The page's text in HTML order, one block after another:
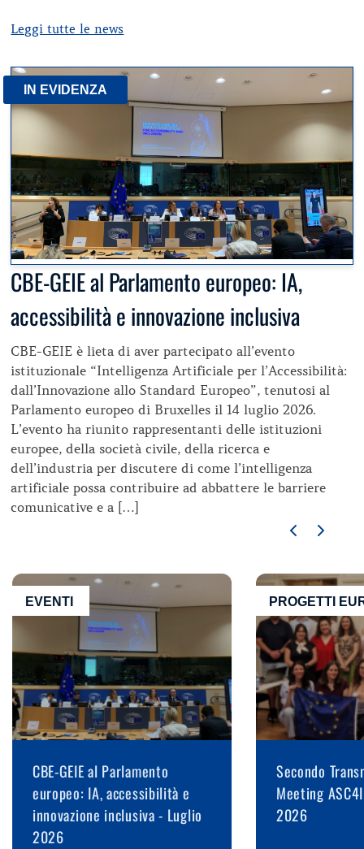
Leggi tutte le news
IN EVIDENZA
CBE-GEIE al Parlamento europeo: IA,
accessibilità e innovazione inclusiva
CBE-GEIE è lieta di aver partecipato all’evento
istituzionale “Intelligenza Artificiale per l’Accessibilità:
dall’Innovazione allo Standard Europeo”, tenutosi al
Parlamento europeo di Bruxelles il 14 luglio 2026.
L’evento ha riunito rappresentanti delle istituzioni
europee, della società civile, della ricerca e
dell’industria per discutere di come l’intelligenza
artificiale possa contribuire ad abbattere le barriere
comunicative e a […]
EVENTI
CBE-GEIE al Parlamento
europeo: IA, accessibilità e
innovazione inclusiva - Luglio
2026
PROGETTI
Secondo
Meeting
2026